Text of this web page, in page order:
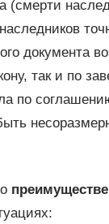
(смерти
документа
так и по
по